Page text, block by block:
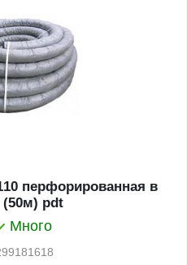
перфорированная в
(50м) pdt
Много